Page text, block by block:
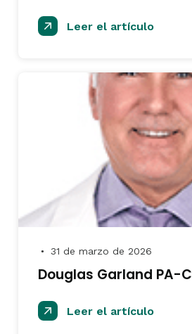
Leer el artículo
● 31 de marzo de 2026
Douglas Garland PA-C
Leer el artículo